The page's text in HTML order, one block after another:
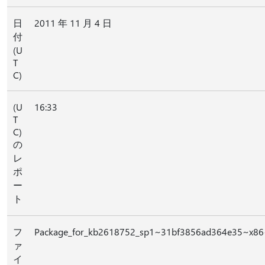
日
付
(U
T
C)
2011 年 11 月 4 日
(U
T
C)
の
レ
ポ
ー
ト
16:33
フ
ァ
イ